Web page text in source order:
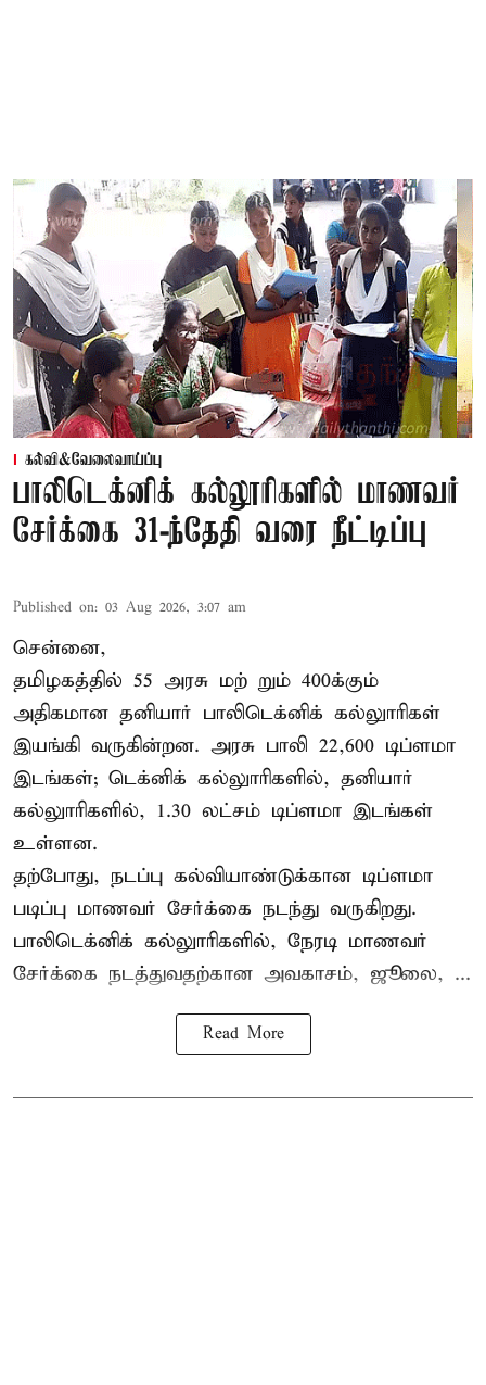
கல்வி&வேலைவாய்ப்பு
பாலிடெக்னிக் கல்லூரிகளில் மாணவர்
சேர்க்கை 31-ந்தேதி வரை நீட்டிப்பு
Published on: 03 Aug 2026, 3:07 am
சென்னை,
தமிழகத்தில் 55 அரசு மற் றும் 400க்கும்
அதிகமான தனியார் பாலிடெக்னிக் கல்லுாரிகள்
இயங்கி வருகின்றன. அரசு பாலி 22,600 டிப்ளமா
இடங்கள்; டெக்னிக் கல்லுாரிகளில், தனியார்
கல்லுாரிகளில், 1.30 லட்சம் டிப்ளமா இடங்கள்
உள்ளன.
தற்போது, நடப்பு கல்வியாண்டுக்கான டிப்ளமா
படிப்பு மாணவர் சேர்க்கை நடந்து வருகிறது.
பாலிடெக்னிக் கல்லுாரிகளில், நேரடி மாணவர்
சேர்க்கை நடத்துவதற்கான அவகாசம், ஜூலை, ...
Read More